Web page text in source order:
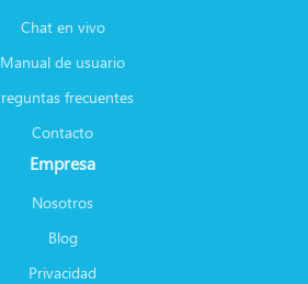
Chat en vivo
Manual de usuario
frecuentes
Contacto
Empresa
Nosotros
Blog
Privacidad